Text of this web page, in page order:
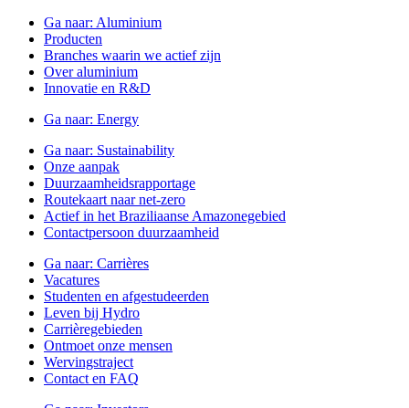
Ga naar: Aluminium
Producten
Branches waarin we actief zijn
Over aluminium
Innovatie en R&D
Ga naar: Energy
Ga naar: Sustainability
Onze aanpak
Duurzaamheidsrapportage
Routekaart naar net-zero
Actief in het Braziliaanse Amazonegebied
Contactpersoon duurzaamheid
Ga naar: Carrières
Vacatures
Studenten en afgestudeerden
Leven bij Hydro
Carrièregebieden
Ontmoet onze mensen
Wervingstraject
Contact en FAQ